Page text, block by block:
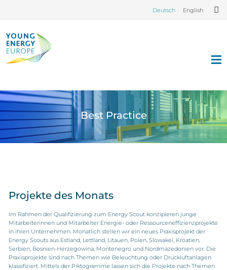
Deutsch English
Best Practice
Projekte des Monats
Im Rahmen der Qualifizierung zum Energy Scout konzipieren junge
Mitarbeiterinnen und Mitarbeiter Energie- oder Ressourceneffizienzprojekte
in ihren Unternehmen. Monatlich stellen wir ein neues Praxisprojekt der
Energy Scouts aus Estland, Lettland, Litauen, Polen, Slowakei, Kroatien,
Serbien, Bosnien-Herzegowina, Montenegro und Nordmazedonien vor. Die
Praxisprojekte sind nach Themen wie Beleuchtung oder Druckluftanlagen
klassifiziert. Mittels der Piktogramme lassen sich die Projekte nach Themen